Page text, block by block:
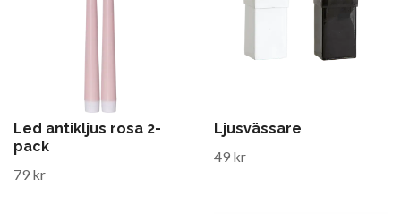
Led antikljus rosa 2-
pack
79 kr
Ljusvässare
49 kr